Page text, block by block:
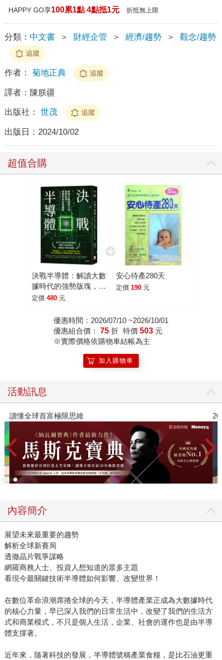
HAPPY GO享100累1點 4點抵1元 折抵無上限
分類： 中文書 ＞ 財經企管 ＞ 經濟/趨勢 ＞ 觀念/趨勢
追蹤
作者： 菊地正典 追蹤
譯者： 陳朕疆
出版社： 世茂 追蹤
出版日： 2024/10/02
超值合購
決戰半導體：解讀大數
據時代的強勢版塊，掌
握未來投資趨勢
定價 480 元
安心待產280天
定價 190 元
優惠時間：2026/07/10 ~2026/10/01
優惠組合價： 75 折 特價 503 元
※實際價格依購物車結帳為主
加入購物車
活動訊息
2026年8月金石堂強力推薦
內容簡介
展望未來最重要的趨勢
解析全球新賽局
透徹晶片戰爭謀略
網羅商務人士、投資人想知道的眾多主題
看現今最關鍵技術半導體如何影響、改變世界！
在數位革命浪潮席捲全球的今天，半導體產業正成為大數據時代
的核心力量，早已深入我們的日常生活中，改變了我們的生活方
式和商業模式，不只是個人生活，企業、社會的運作也是由半導
體支撐著。
近年來，隨著科技的發展，半導體號稱產業食糧，是比石油更重